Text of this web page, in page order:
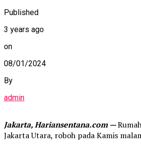
Published
3 years ago
on
08/01/2024
By
admin
Jakarta, Hariansentana.com —
Jakarta Utara, roboh pada Kamis